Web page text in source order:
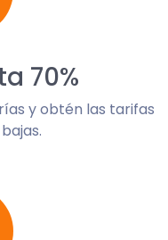
70%
y obtén las tarifas